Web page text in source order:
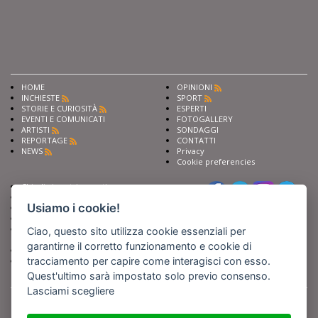
HOME
INCHIESTE
STORIE E CURIOSITÀ
EVENTI E COMUNICATI
ARTISTI
REPORTAGE
NEWS
OPINIONI
SPORT
ESPERTI
FOTOGALLERY
SONDAGGI
CONTATTI
Privacy
Cookie preferencies
Chiedi ai nostri esperti
Fai pubblicità con noi
Iscriviti al nostro corso di
giornalismo
Compra i nostri libri
Entra in Barinedita Map
Usiamo i cookie!
Ciao, questo sito utilizza cookie essenziali per
garantirne il corretto funzionamento e cookie di
tracciamento per capire come interagisci con esso.
Quest'ultimo sarà impostato solo previo consenso.
Lasciami scegliere